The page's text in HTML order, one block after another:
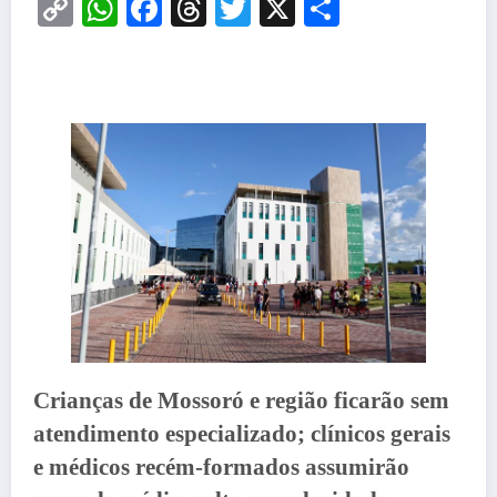
Link
Crianças de Mossoró e região ficarão sem
atendimento especializado; clínicos gerais
e médicos recém-formados assumirão